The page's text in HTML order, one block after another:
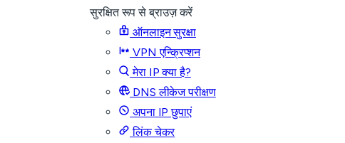
सुरक्षित रूप से ब्राउज़ करें
ऑनलाइन सुरक्षा
VPN एन्क्रिप्शन
मेरा IP क्या है?
DNS लीकेज परीक्षण
अपना IP छुपाएं
लिंक चेकर